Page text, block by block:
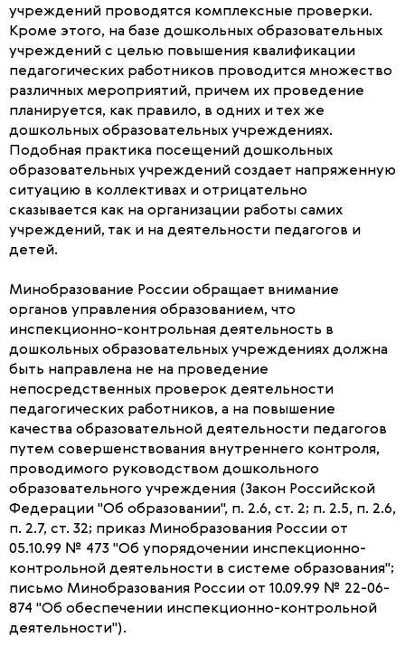
учреждений проводятся комплексные проверки.
Кроме этого, на базе дошкольных образовательных
учреждений с целью повышения квалификации
педагогических работников проводится множество
различных мероприятий, причем их проведение
планируется, как правило, в одних и тех же
дошкольных образовательных учреждениях.
Подобная практика посещений дошкольных
образовательных учреждений создает напряженную
ситуацию в коллективах и отрицательно
сказывается как на организации работы самих
учреждений, так и на деятельности педагогов и
детей.
Минобразование России обращает внимание
органов управления образованием, что
инспекционно-контрольная деятельность в
дошкольных образовательных учреждениях должна
быть направлена не на проведение
непосредственных проверок деятельности
педагогических работников, а на повышение
качества образовательной деятельности педагогов
путем совершенствования внутреннего контроля,
проводимого руководством дошкольного
образовательного учреждения (Закон Российской
Федерации "Об образовании", п. 2.6, ст. 2; п. 2.5, п. 2.6,
п. 2.7, ст. 32; приказ Минобразования России от
05.10.99 № 473 "Об упорядочении инспекционно-
контрольной деятельности в системе образования";
письмо Минобразования России от 10.09.99 № 22-06-
874 "Об обеспечении инспекционно-контрольной
деятельности").